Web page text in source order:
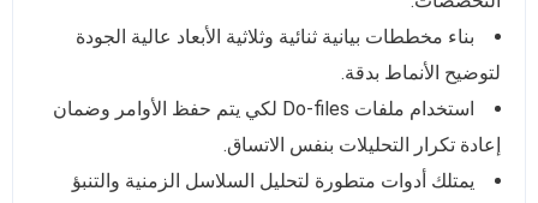
بناء مخططات بيانية ثنائية وثلاثية الأبعاد عالية الجودة
لتوضيح الأنماط بدقة.
استخدام ملفات Do-files لكي يتم حفظ الأوامر وضمان
إعادة تكرار التحليلات بنفس الاتساق.
يمتلك أدوات متطورة لتحليل السلاسل الزمنية والتنبؤ